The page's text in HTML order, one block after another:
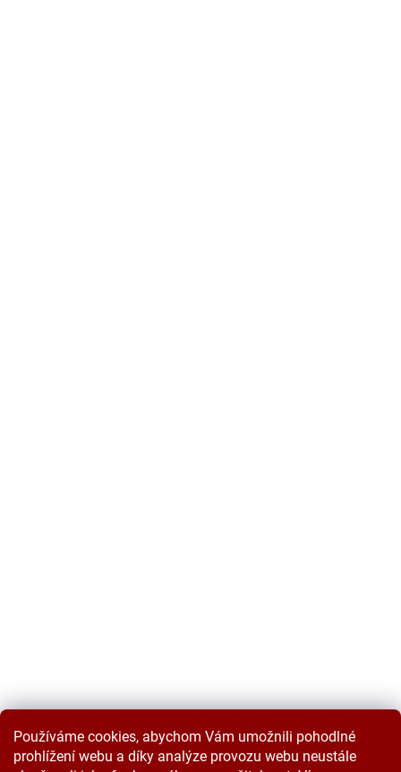
Používáme cookies, abychom Vám umožnili pohodlné
prohlížení webu a díky analýze provozu webu neustále